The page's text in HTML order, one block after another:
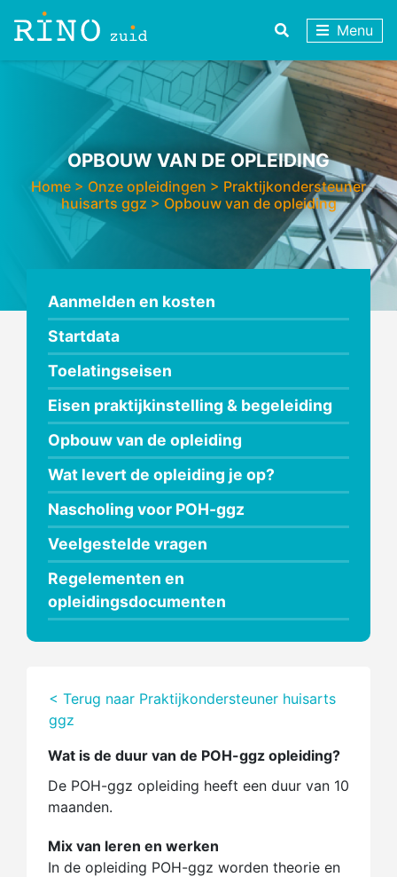
Menu
OPBOUW VAN DE OPLEIDING
Home > Onze opleidingen > Praktijkondersteuner
huisarts ggz > Opbouw van de opleiding
Aanmelden en kosten
Startdata
Toelatingseisen
Eisen praktijkinstelling & begeleiding
Opbouw van de opleiding
Wat levert de opleiding je op?
Nascholing voor POH-ggz
Veelgestelde vragen
Regelementen en
opleidingsdocumenten
< Terug naar Praktijkondersteuner huisarts
ggz
Wat is de duur van de POH-ggz opleiding?
De POH-ggz opleiding heeft een duur van 10
maanden.
Mix van leren en werken
In de opleiding POH-ggz worden theorie en